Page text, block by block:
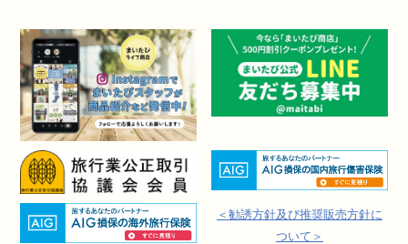
＜勧誘方針及び推奨販売方針に
ついて＞